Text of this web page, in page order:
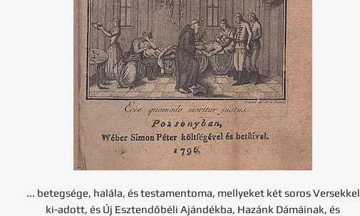
... betegsége, halála, és testamentoma, mellyeket két soros Versekkel
ki-adott, és Új Esztendőbéli Ajándékba, Hazánk Dámáinak, és